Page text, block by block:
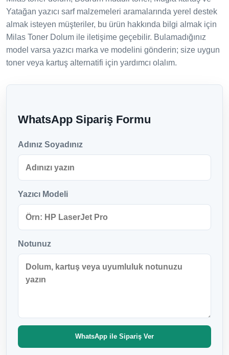
Yatağan yazıcı sarf malzemeleri aramalarında yerel destek
almak isteyen müşteriler, bu ürün hakkında bilgi almak için
Milas Toner Dolum ile iletişime geçebilir. Bulamadığınız
model varsa yazıcı marka ve modelini gönderin; size uygun
toner veya kartuş alternatifi için yardımcı olalım.
WhatsApp Sipariş Formu
Adınız Soyadınız
Yazıcı Modeli
Notunuz
WhatsApp ile Sipariş Ver